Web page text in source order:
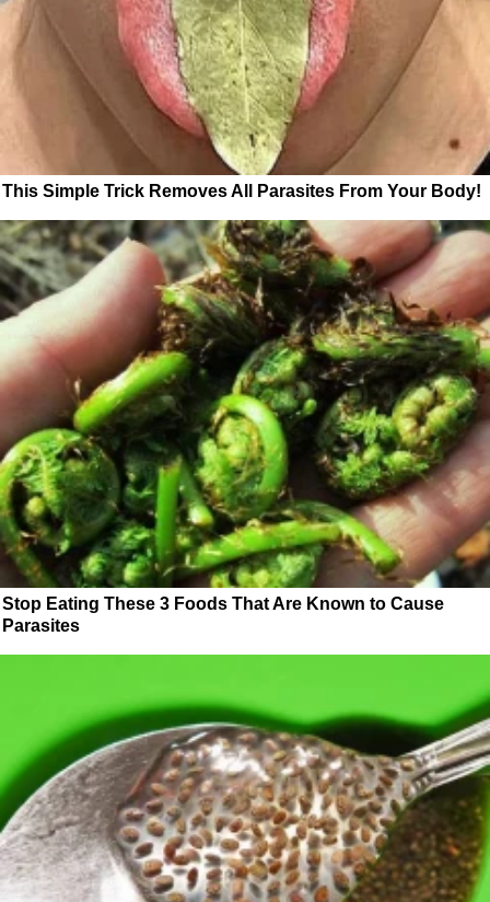
This Simple Trick Removes All Parasites From Your Body!
Stop Eating These 3 Foods That Are Known to Cause
Parasites